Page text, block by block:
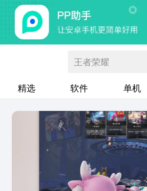
王者荣耀
精选 软件 单机